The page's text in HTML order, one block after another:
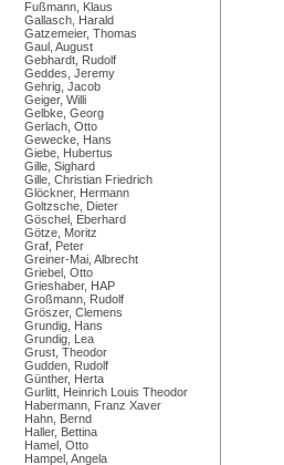
Fußmann, Klaus
Gallasch, Harald
Gatzemeier, Thomas
Gaul, August
Gebhardt, Rudolf
Geddes, Jeremy
Gehrig, Jacob
Geiger, Willi
Gelbke, Georg
Gerlach, Otto
Gewecke, Hans
Giebe, Hubertus
Gille, Sighard
Gille, Christian Friedrich
Glöckner, Hermann
Goltzsche, Dieter
Göschel, Eberhard
Götze, Moritz
Graf, Peter
Greiner-Mai, Albrecht
Griebel, Otto
Grieshaber, HAP
Großmann, Rudolf
Gröszer, Clemens
Grundig, Hans
Grundig, Lea
Grust, Theodor
Gudden, Rudolf
Günther, Herta
Gurlitt, Heinrich Louis Theodor
Habermann, Franz Xaver
Hahn, Bernd
Haller, Bettina
Hamel, Otto
Hampel, Angela